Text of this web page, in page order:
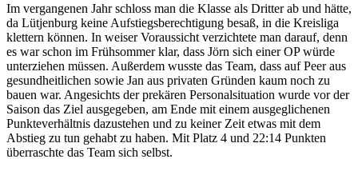
Im vergangenen Jahr schloss man die Klasse als Dritter ab und hätte,
da Lütjenburg keine Aufstiegsberechtigung besaß, in die Kreisliga
klettern können. In weiser Voraussicht verzichtete man darauf, denn
es war schon im Frühsommer klar, dass Jörn sich einer OP würde
unterziehen müssen. Außerdem wusste das Team, dass auf Peer aus
gesundheitlichen sowie Jan aus privaten Gründen kaum noch zu
bauen war. Angesichts der prekären Personalsituation wurde vor der
Saison das Ziel ausgegeben, am Ende mit einem ausgeglichenen
Punkteverhältnis dazustehen und zu keiner Zeit etwas mit dem
Abstieg zu tun gehabt zu haben. Mit Platz 4 und 22:14 Punkten
überraschte das Team sich selbst.